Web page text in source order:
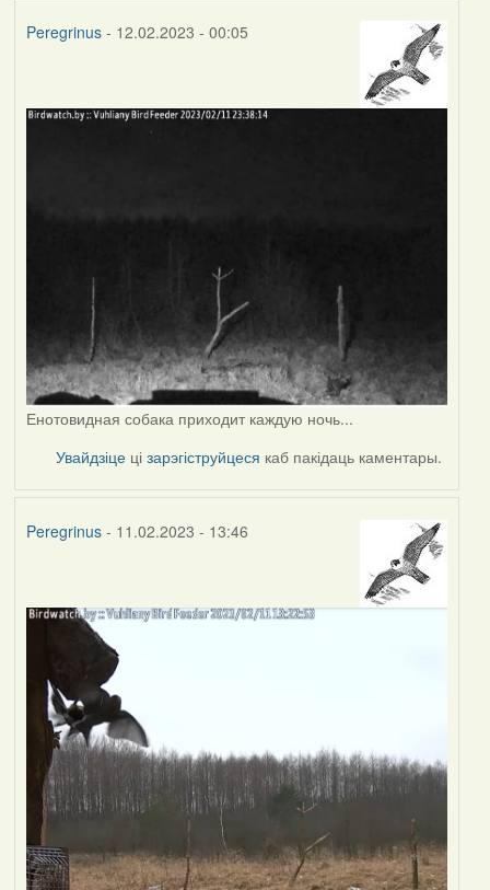
Peregrinus- 12.02.2023 - 00:05
Енотовидная собака приходит каждую ночь...
Увайдзіце цізарэгіструйцеся каб пакідаць каментары.
Peregrinus- 11.02.2023 - 13:46